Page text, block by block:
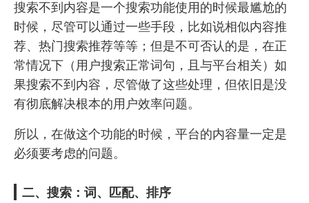
搜索不到内容是一个搜索功能使用的时候最尴尬的
时候，尽管可以通过一些手段，比如说相似内容推
荐、热门搜索推荐等等；但是不可否认的是，在正
常情况下（用户搜索正常词句，且与平台相关）如
果搜索不到内容，尽管做了这些处理，但依旧是没
有彻底解决根本的用户效率问题。
所以，在做这个功能的时候，平台的内容量一定是
必须要考虑的问题。
二、搜索：词、匹配、排序